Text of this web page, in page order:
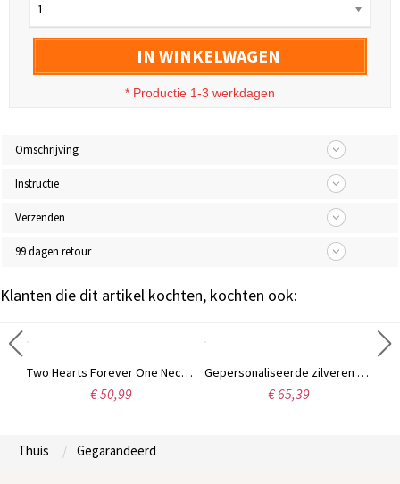
1
IN WINKELWAGEN
* Productie 1-3 werkdagen
Omschrijving
Instructie
Verzenden
99 dagen retour
Klanten die dit artikel kochten, kochten ook:
Two Hearts Forever One Necklace Sterling zilver
€ 50,99
Gepersonaliseerde zilveren ketting met hart-in-hart geboortesteen en naam, Moederdagcadeau voor grootouders
€ 65,39
Thuis Gegarandeerd